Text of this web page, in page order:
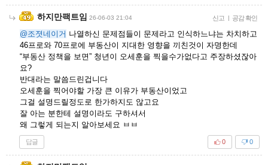
하지만팩트임 26-06-03 21:04 신고 | 공감 확인
@조졋네이거 나열하신 문제점들이 문제라고 인식하느냐는 차치하고
46프로와 70프로에 부동산이 지대한 영향을 끼친것이 자명한데
“부동산 정책을 보면” 청년이 오세훈을 찍을수가없다고 주장하셨잖아
요?
반대라는 말씀드린겁니다
오세훈을 찍어야할 가장 큰 이유가 부동산이었고
그걸 설명드릴정도로 한가하지도 않고요
잘 아는 분한테 설명이라도 구하셔서
왜 그렇게 되는지 알아보세요 ㅂㅂ
답글 0
0